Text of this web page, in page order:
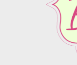
קוקטייל מרגש